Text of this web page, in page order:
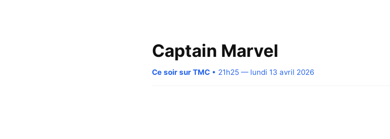
Captain Marvel
Ce soir sur TMC • 21h25 — lundi 13 avril 2026